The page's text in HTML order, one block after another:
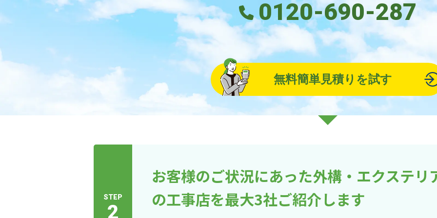
0120-690-287
無料簡単見積りを試す
STEP
2
お客様のご状況にあった外構・エクステリ
の工事店を最大3社ご紹介します